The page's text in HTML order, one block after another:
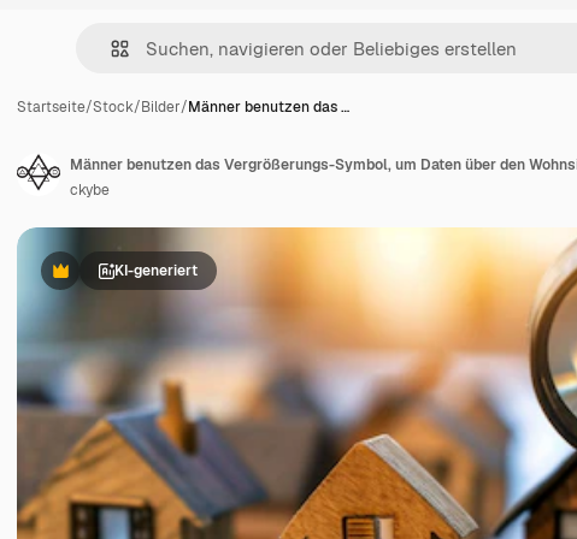
Startseite/Stock/Bilder/Männer benutzen das …
PremiumKI-generiert
ckybe